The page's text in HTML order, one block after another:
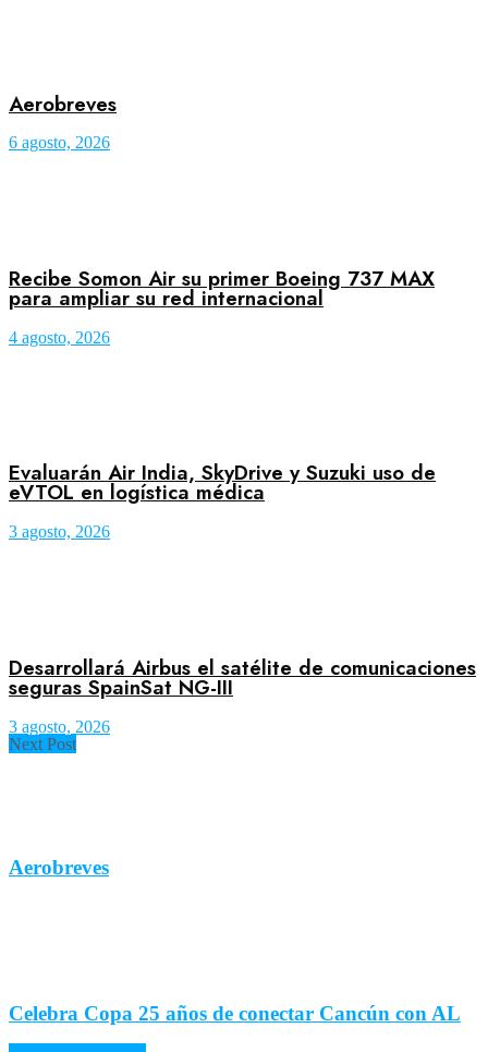
Aerobreves
6 agosto, 2026
Recibe Somon Air su primer Boeing 737 MAX
para ampliar su red internacional
4 agosto, 2026
Evaluarán Air India, SkyDrive y Suzuki uso de
eVTOL en logística médica
3 agosto, 2026
Desarrollará Airbus el satélite de comunicaciones
seguras SpainSat NG-III
3 agosto, 2026
Next Post
Aerobreves
Celebra Copa 25 años de conectar Cancún con AL